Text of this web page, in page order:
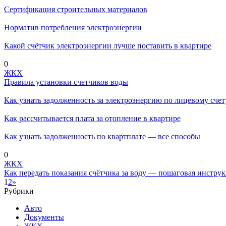
Сертификация строительных материалов
Норматив потребления электроэнергии
Какой счётчик электроэнергии лучше поставить в квартире
0
ЖКХ
Правила установки счетчиков воды
Как узнать задолженность за электроэнергию по лицевому
Как рассчитывается плата за отопление в квартире
Как узнать задолженность по квартплате — все способы
0
ЖКХ
Как передать показания счётчика за воду — пошаговая
1 2»
Рубрики
Авто
Документы